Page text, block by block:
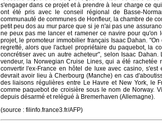
s'engager dans ce projet et à prendre à leur charge ce
ont été pris avec le conseil régional de Basse-
communauté de communes de Honfleur, la chambre de
petit peu dos au mur parce que si je n'ai pas une
ne peux pas me lancer et ramener ce navire pour
projet, le promoteur immobilier français Isaac Dahan.
regretté, alors que l'actuel propriétaire du paquebot, la
concrétiser avec un autre acheteur", selon Isaac
vendeur, la Norwegian Cruise Lines, qui a été rachetée
convertir l'ex-France en hôtel de luxe avec casino,
devrait avoir lieu à Cherbourg (Manche) en cas
des liaisons régulières entre Le Havre et New York, le
comme paquebot de croisière sous le nom de Norway.
depuis désarmé et relégué à Bremerhaven (Allemagne).
(source : filinfo.france3.fr/AFP)